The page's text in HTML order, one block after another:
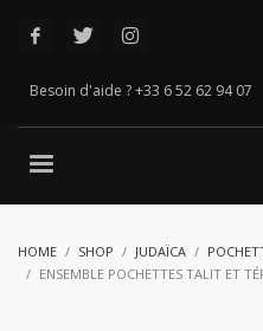
Besoin d'aide ? +33 6 52 62 94 07
HOME SHOP JUDAÏCA
ENSEMBLE POCHETTES TALIT ET